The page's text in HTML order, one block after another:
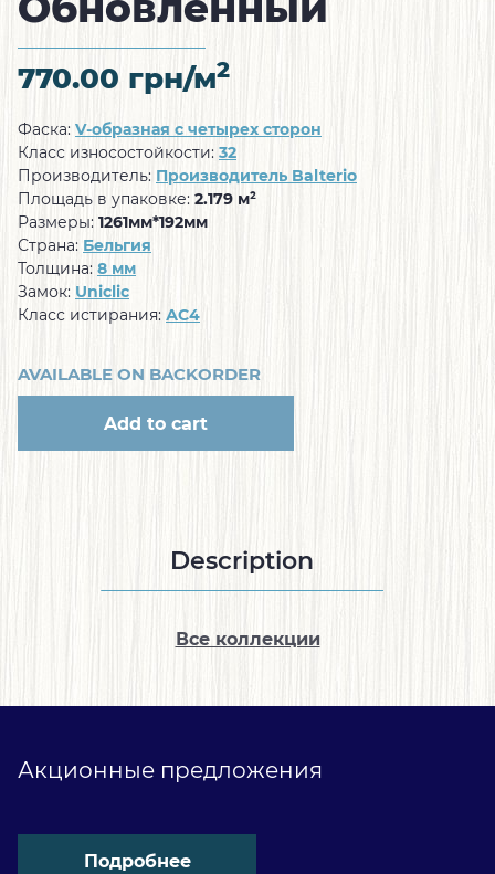
770.00 грн/м2
Фаска: V-образная с четырех сторон
Класс износостойкости: 32
Производитель: Производитель Balterio
Площадь в упаковке: 2.179 м²
Размеры: 1261мм*192мм
Страна: Бельгия
Толщина: 8 мм
Замок: Uniclic
Класс истирания: АС4
AVAILABLE ON BACKORDER
Add to cart
Description
Все коллекции
Акционные предложения
Подробнее